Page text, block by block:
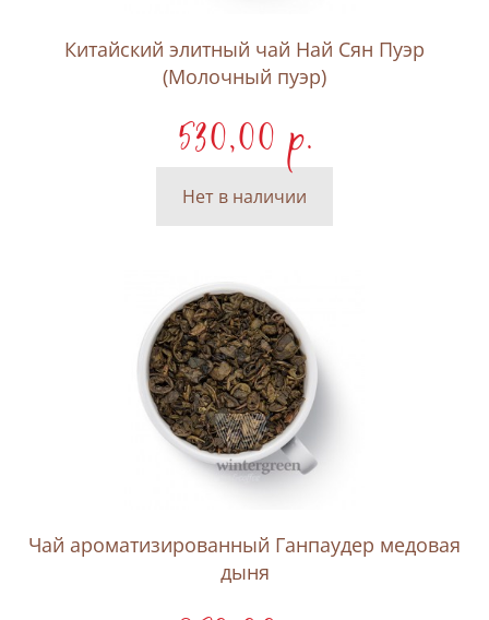
Китайский элитный чай Най Сян Пуэр
(Молочный пуэр)
530,00 p.
Нет в наличии
Чай ароматизированный Ганпаудер медовая
дыня